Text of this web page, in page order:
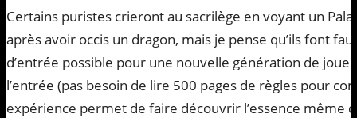
Certains puristes crieront au sacrilège en voyant un
après avoir occis un dragon, mais je pense qu’ils font
d’entrée possible pour une nouvelle génération de
l’entrée (pas besoin de lire 500 pages de règles pour
expérience permet de faire découvrir l’essence même